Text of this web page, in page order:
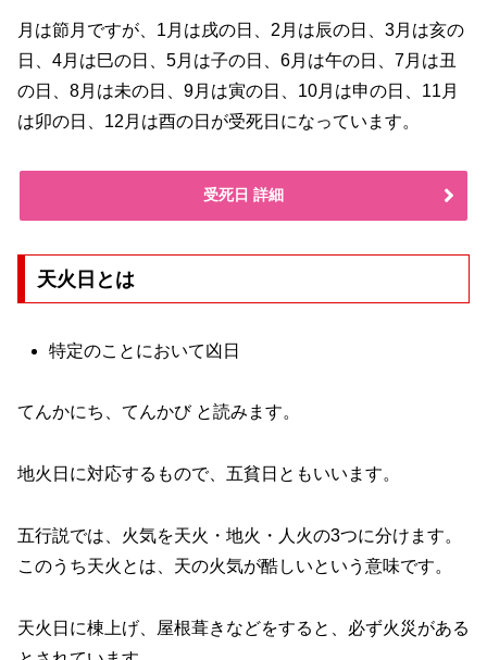
月は節月ですが、1月は戌の日、2月は辰の日、3月は亥の
日、4月は巳の日、5月は子の日、6月は午の日、7月は丑
の日、8月は未の日、9月は寅の日、10月は申の日、11月
は卯の日、12月は酉の日が受死日になっています。
受死日 詳細
天火日とは
特定のことにおいて凶日
てんかにち、てんかび と読みます。
地火日に対応するもので、五貧日ともいいます。
五行説では、火気を天火・地火・人火の3つに分けます。
このうち天火とは、天の火気が酷しいという意味です。
天火日に棟上げ、屋根葺きなどをすると、必ず火災がある